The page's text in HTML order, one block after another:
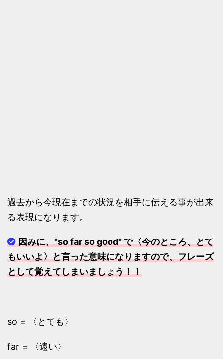
過去から今現在までの状況を相手に伝える事が出来
る表現になります。
因みに、"so far so good"で〈今のところ、とて
もいいよ〉と言った意味になりますので、フレーズ
として覚えてしまいましょう！！
so = 〈とても〉
far = 〈遠い〉